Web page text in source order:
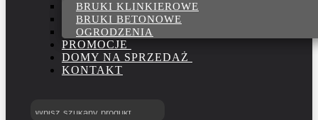
BRUKI KLINKIEROWE
BRUKI BETONOWE
OGRODZENIA
PROMOCJE
DOMY NA SPRZEDAŻ
KONTAKT